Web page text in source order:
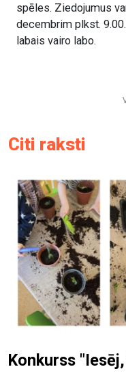
spēles. Ziedojumus
decembrim plkst.
labais vairo labo.
Citi raksti
Konkurss